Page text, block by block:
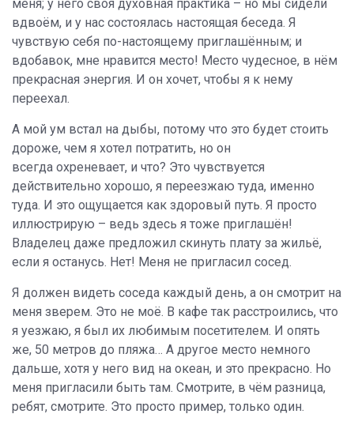
меня; у него своя духовная практика – но мы сидели
вдвоём, и у нас состоялась настоящая беседа. Я
чувствую себя по-настоящему приглашённым; и
вдобавок, мне нравится место! Место чудесное, в нём
прекрасная энергия. И он хочет, чтобы я к нему
переехал.
А мой ум встал на дыбы, потому что это будет стоить
дороже, чем я хотел потратить, но он
всегда охреневает, и что? Это чувствуется
действительно хорошо, я переезжаю туда, именно
туда. И это ощущается как здоровый путь. Я просто
иллюстрирую – ведь здесь я тоже приглашён!
Владелец даже предложил скинуть плату за жильё,
если я останусь. Нет! Меня не пригласил сосед.
Я должен видеть соседа каждый день, а он смотрит на
меня зверем. Это не моё. В кафе так расстроились, что
я уезжаю, я был их любимым посетителем. И опять
же, 50 метров до пляжа… А другое место немного
дальше, хотя у него вид на океан, и это прекрасно. Но
меня пригласили быть там. Смотрите, в чём разница,
ребят, смотрите. Это просто пример, только один.